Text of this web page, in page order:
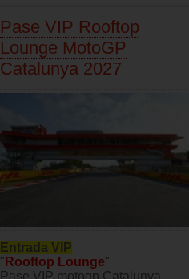
Pase VIP Rooftop
Lounge MotoGP
Catalunya 2027
Entrada VIP
" Rooftop Lounge"